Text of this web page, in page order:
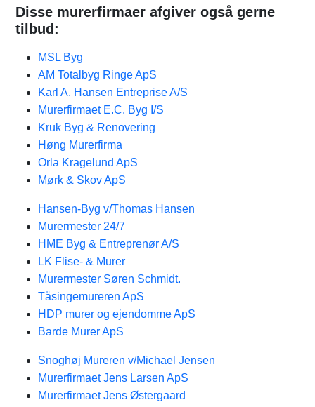
Disse murerfirmaer afgiver også gerne
tilbud:
MSL Byg
AM Totalbyg Ringe ApS
Karl A. Hansen Entreprise A/S
Murerfirmaet E.C. Byg I/S
Kruk Byg & Renovering
Høng Murerfirma
Orla Kragelund ApS
Mørk & Skov ApS
Hansen-Byg v/Thomas Hansen
Murermester 24/7
HME Byg & Entreprenør A/S
LK Flise- & Murer
Murermester Søren Schmidt.
Tåsingemureren ApS
HDP murer og ejendomme ApS
Barde Murer ApS
Snoghøj Mureren v/Michael Jensen
Murerfirmaet Jens Larsen ApS
Murerfirmaet Jens Østergaard